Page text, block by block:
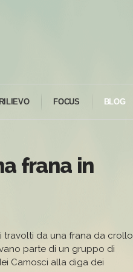
FOCUS BLOG
frana in
travolti da una frana da crollo
parte di un gruppo di
Camosci alla diga dei